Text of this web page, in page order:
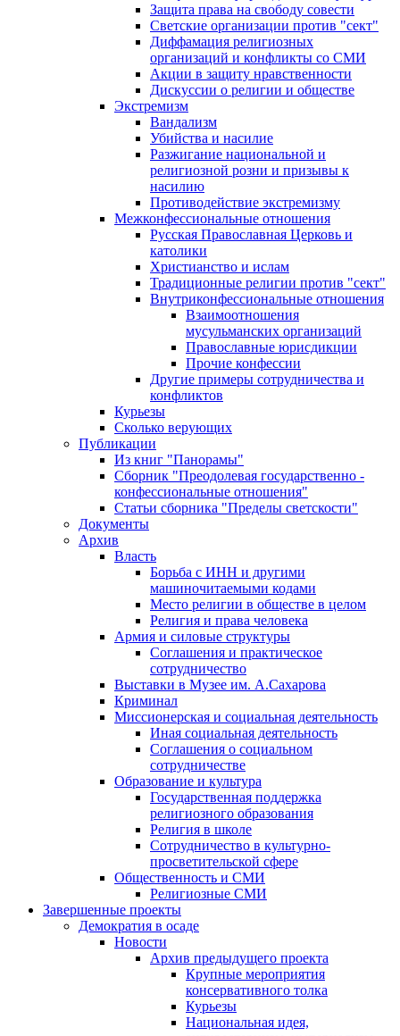
Защита права на свободу совести
Светские организации против "сект"
Диффамация религиозных
организаций и конфликты со СМИ
Акции в защиту нравственности
Дискуссии о религии и обществе
Экстремизм
Вандализм
Убийства и насилие
Разжигание национальной и
религиозной розни и призывы к
насилию
Противодействие экстремизму
Межконфессиональные отношения
Русская Православная Церковь и
католики
Христианство и ислам
Традиционные религии против "сект"
Внутриконфессиональные отношения
Взаимоотношения
мусульманских организаций
Православные юрисдикции
Прочие конфессии
Другие примеры сотрудничества и
конфликтов
Курьезы
Сколько верующих
Публикации
Из книг "Панорамы"
Сборник "Преодолевая государственно -
конфессиональные отношения"
Статьи сборника "Пределы светскости"
Документы
Архив
Власть
Борьба с ИНН и другими
машиночитаемыми кодами
Место религии в обществе в целом
Религия и права человека
Армия и силовые структуры
Соглашения и практическое
сотрудничество
Выставки в Музее им. А.Сахарова
Криминал
Миссионерская и социальная деятельность
Иная социальная деятельность
Соглашения о социальном
сотрудничестве
Образование и культура
Государственная поддержка
религиозного образования
Религия в школе
Сотрудничество в культурно-
просветительской сфере
Общественность и СМИ
Религиозные СМИ
Завершенные проекты
Демократия в осаде
Новости
Архив предыдущего проекта
Крупные мероприятия
консервативного толка
Курьезы
Национальная идея,